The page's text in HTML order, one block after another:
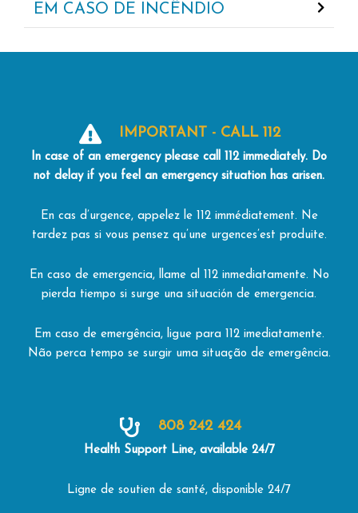
EM CASO DE INCÊNDIO
IMPORTANT - CALL 112
In case of an emergency please call 112 immediately. Do
not delay if you feel an emergency situation has arisen.
En cas d’urgence, appelez le 112 immédiatement. Ne
tardez pas si vous pensez qu’une urgences’est produite.
En caso de emergencia, llame al 112 inmediatamente. No
pierda tiempo si surge una situación de emergencia.
Em caso de emergência, ligue para 112 imediatamente.
Não perca tempo se surgir uma situação de emergência.
808 242 424
Health Support Line, available 24/7
Ligne de soutien de santé, disponible 24/7